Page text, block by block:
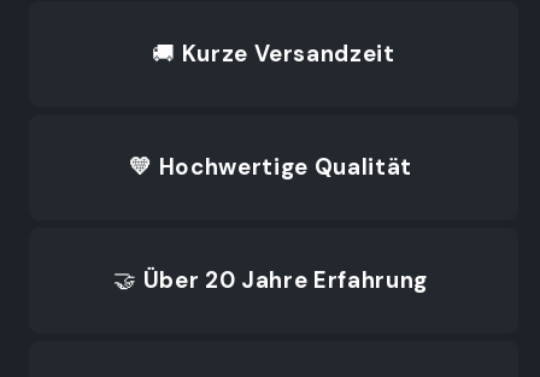
🚚 Kurze Versandzeit
💛 Hochwertige Qualität
🤝 Über 20 Jahre Erfahrung